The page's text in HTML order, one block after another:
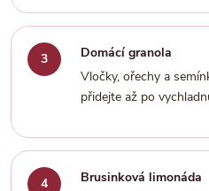
Domácí granola
Vločky, ořechy a
přidejte až po
Brusinková limonáda